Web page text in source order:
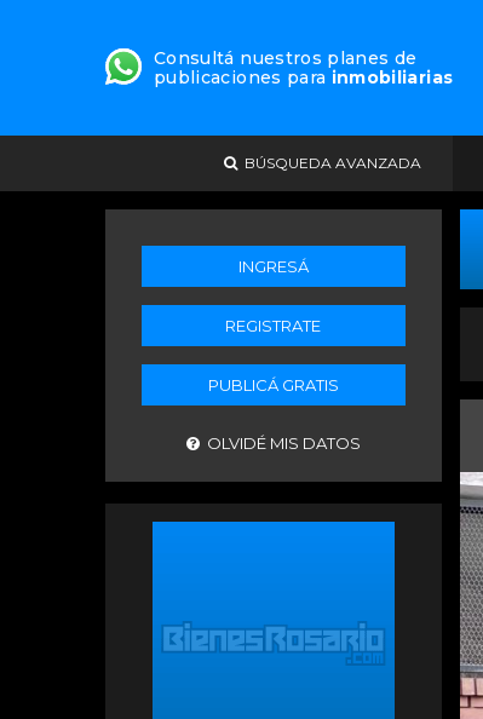
Consultá nuestros planes de
publicaciones para inmobiliarias
BÚSQUEDA AVANZADA
INGRESÁ
REGISTRATE
PUBLICÁ GRATIS
OLVIDÉ MIS DATOS